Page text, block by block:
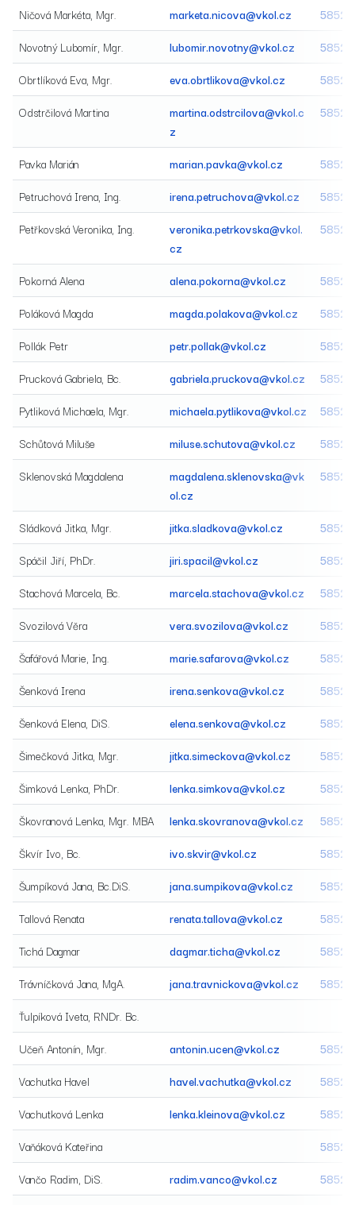
Ničová Markéta, Mgr. marketa.nicova@vkol.cz
Novotný Lubomír, Mgr.
lubomir.novotny@vkol.cz
Obrtlíková Eva, Mgr.
eva.obrtlikova@vkol.cz
Odstrčilová Martina
martina.odstrcilova@vkol.c
z
Pavka Marián marian.pavka@vkol.cz
Petruchová Irena, Ing.
irena.petruchova@vkol.cz
Petřkovská Veronika, Ing.
veronika.petrkovska@vkol.
cz
Pokorná Alena alena.pokorna@vkol.cz
Poláková Magda
magda.polakova@vkol.cz
Pollák Petr
petr.pollak@vkol.cz
Prucková Gabriela, Bc.
gabriela.pruckova@vkol.cz
Pytliková Michaela, Mgr.
michaela.pytlikova@vkol.cz
Schůtová Miluše
miluse.schutova@vkol.cz
Sklenovská Magdalena
magdalena.sklenovska@vk
ol.cz
Sládková Jitka, Mgr. jitka.sladkova@vkol.cz
Spáčil Jiří, PhDr.
jiri.spacil@vkol.cz
Stachová Marcela, Bc.
marcela.stachova@vkol.cz
Svozilová Věra
vera.svozilova@vkol.cz
Šafářová Marie, Ing.
marie.safarova@vkol.cz
Šenková Irena
irena.senkova@vkol.cz
Šenková Elena, DiS.
elena.senkova@vkol.cz
Šimečková Jitka, Mgr.
jitka.simeckova@vkol.cz
Šimková Lenka, PhDr.
lenka.simkova@vkol.cz
Škovranová Lenka, Mgr. MBA
lenka.skovranova@vkol.cz
Škvír Ivo, Bc.
ivo.skvir@vkol.cz
Šumpíková Jana, Bc.DiS.
jana.sumpikova@vkol.cz
Tallová Renata
renata.tallova@vkol.cz
Tichá Dagmar
dagmar.ticha@vkol.cz
Trávníčková Jana, MgA.
jana.travnickova@vkol.cz
Ťulpíková Iveta, RNDr. Bc.
Učeň Antonín, Mgr.
antonin.ucen@vkol.cz
Vachutka Havel
havel.vachutka@vkol.cz
Vachutková Lenka
lenka.kleinova@vkol.cz
Vaňáková Kateřina
Vančo Radim, DiS.
radim.vanco@vkol.cz